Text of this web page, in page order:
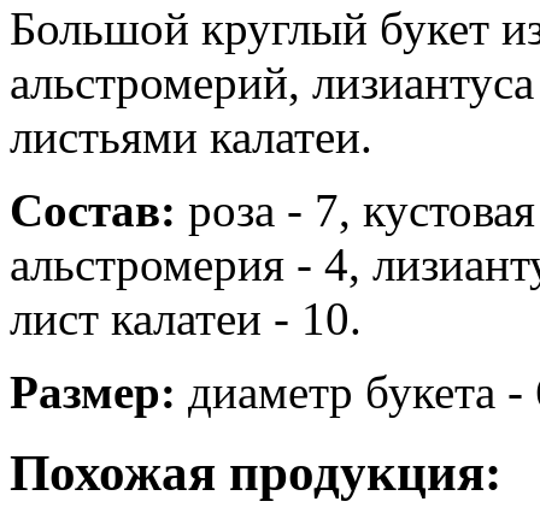
Большой круглый букет
альстромерий,
листьями калатеи.
Состав: роза - 7,
альстромерия - 4,
лист калатеи - 10.
Размер: диаметр букета
Похожая продукция: